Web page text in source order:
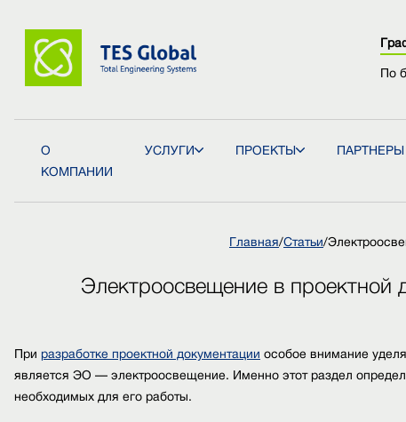
По
О
КОМПАНИИ
УСЛУГИ ПРОЕКТЫ ПАРТНЕРЫ
Главная/Статьи/
Электроосвещение в проектной
При разработке проектной документации особое внимание
является ЭО — электроосвещение. Именно этот раздел
необходимых для его работы.